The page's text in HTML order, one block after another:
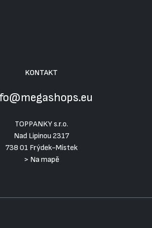
KONTAKT
TOPPANKY s.r.o.
Nad Lipinou 2317
738 01 Frýdek-Místek
> Na mapě